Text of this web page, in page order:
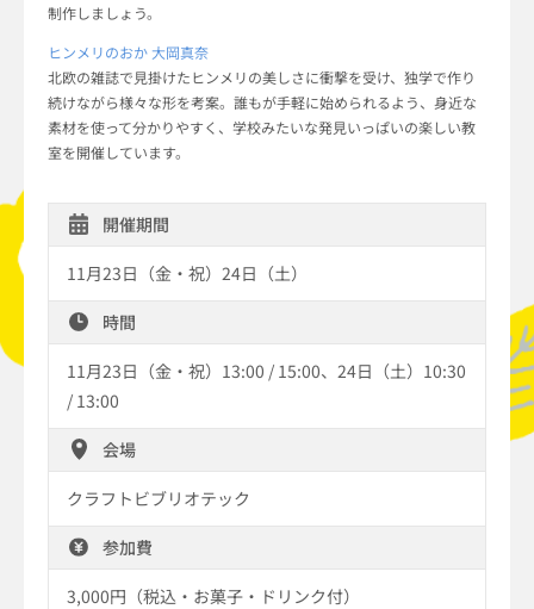
制作しましょう。
ヒンメリのおか 大岡真奈
北欧の雑誌で見掛けたヒンメリの美しさに衝撃を受け、独学で作り
続けながら様々な形を考案。誰もが手軽に始められるよう、身近な
素材を使って分かりやすく、学校みたいな発見いっぱいの楽しい教
室を開催しています。
開催期間
11月23日（金・祝）24日（土）
時間
11月23日（金・祝）13:00 / 15:00、24日（土）10:30
/ 13:00
会場
クラフトビブリオテック
参加費
3,000円（税込・お菓子・ドリンク付）